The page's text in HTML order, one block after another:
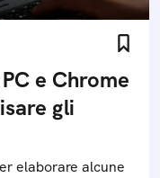
e Chrome
gli
elaborare alcune